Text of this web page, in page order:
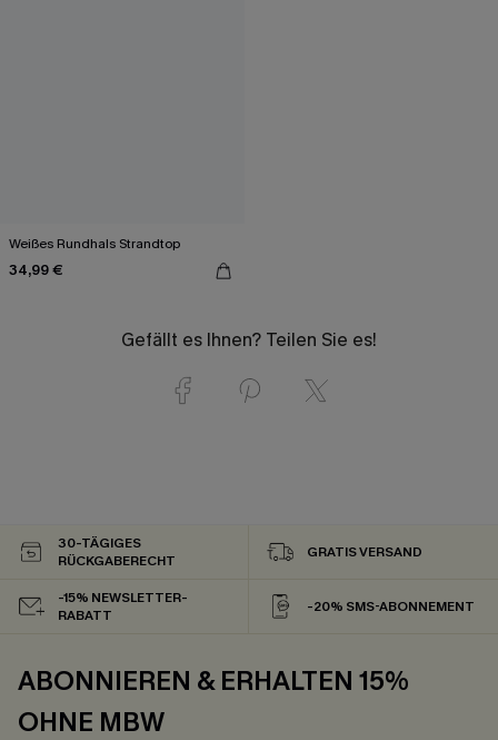
Weißes Rundhals Strandtop
34,99 €
Gefällt es Ihnen? Teilen Sie es!
30-TÄGIGES
RÜCKGABERECHT
GRATIS VERSAND
-15% NEWSLETTER-
RABATT
-20% SMS-ABONNEMENT
ABONNIEREN & ERHALTEN 15%
OHNE MBW